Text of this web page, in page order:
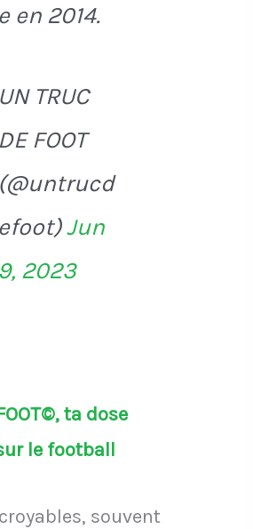
e en 2014.
UN TRUC
DE FOOT
(@untrucd
efoot)Jun
9, 2023
ta dose
le football
souvent